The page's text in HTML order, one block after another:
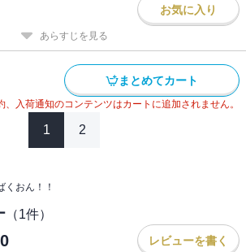
お気に入り
あらすじを見る
まとめてカート
入荷通知のコンテンツはカートに追加されません。
1 2
くおん！！
（1件）
レビューを書く